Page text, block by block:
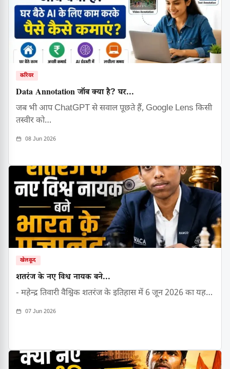
करियर
Data Annotation जॉब क्या है? घर...
जब भी आप ChatGPT से सवाल पूछते हैं, Google Lens किसी
तस्वीर को…
08 Jun 2026
खेलकूद
शतरंज के नए विश्व नायक बने...
- महेन्द्र तिवारी वैश्विक शतरंज के इतिहास में 6 जून 2026 का यह…
07 Jun 2026